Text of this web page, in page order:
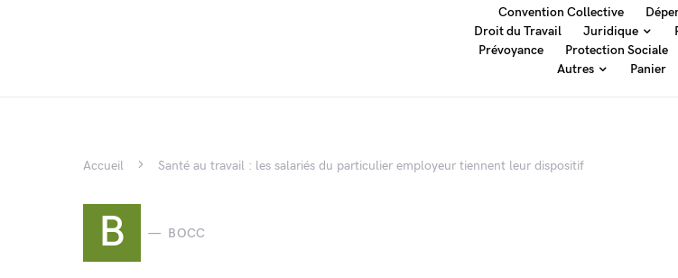
Convention Collective
Droit du Travail
Juridique
Prévoyance
Protection Sociale
Autres
Panier
Accueil Santé au travail : les salariés du particulier employeur tiennent leur dispositif
B BOCC